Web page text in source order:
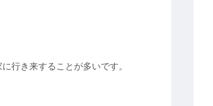
行き来することが多いです。